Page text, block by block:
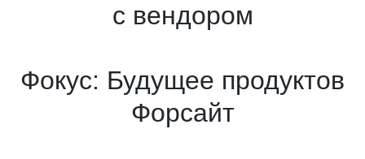
с вендором
Фокус: Будущее продуктов
Форсайт